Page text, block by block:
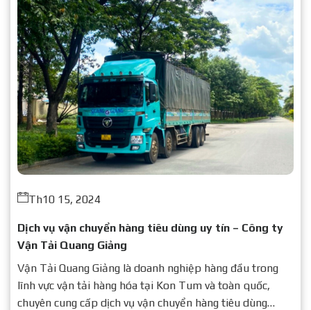
Th10 15, 2024
Dịch vụ vận chuyển hàng tiêu dùng uy tín – Công ty
Vận Tải Quang Giảng
Vận Tải Quang Giảng là doanh nghiệp hàng đầu trong
lĩnh vực vận tải hàng hóa tại Kon Tum và toàn quốc,
chuyên cung cấp dịch vụ vận chuyển hàng tiêu dùng